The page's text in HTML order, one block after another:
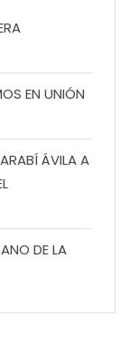
EN UNIÓN
ÁVILA A
DE LA